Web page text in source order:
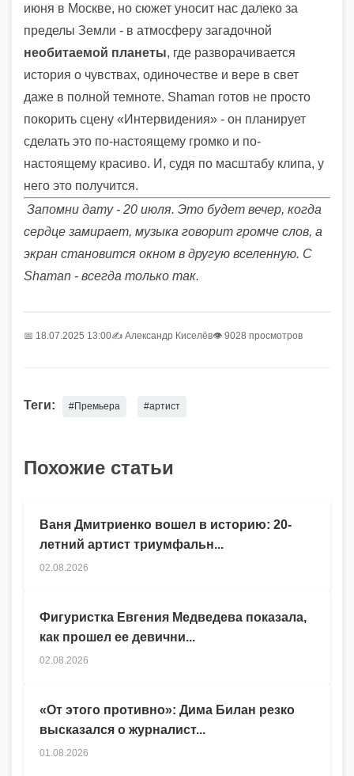
июня в Москве, но сюжет уносит нас далеко за
пределы Земли - в атмосферу загадочной
необитаемой планеты, где разворачивается
история о чувствах, одиночестве и вере в свет
даже в полной темноте. Shaman готов не просто
покорить сцену «Интервидения» - он планирует
сделать это по-настоящему громко и по-
настоящему красиво. И, судя по масштабу клипа, у
него это получится.
Запомни дату - 20 июля. Это будет вечер, когда
сердце замирает, музыка говорит громче слов, а
экран становится окном в другую вселенную. С
Shaman - всегда только так.
📅 18.07.2025 13:00✍️ Александр Киселёв👁 9028 просмотров
Теги: #Премьера #артист
Похожие статьи
Ваня Дмитриенко вошел в историю: 20-
летний артист триумфальн...
02.08.2026
Фигуристка Евгения Медведева показала,
как прошел ее девични...
02.08.2026
«От этого противно»: Дима Билан резко
высказался о журналист...
01.08.2026